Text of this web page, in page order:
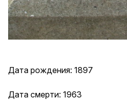
Дата рождения: 1897
Дата смерти: 1963